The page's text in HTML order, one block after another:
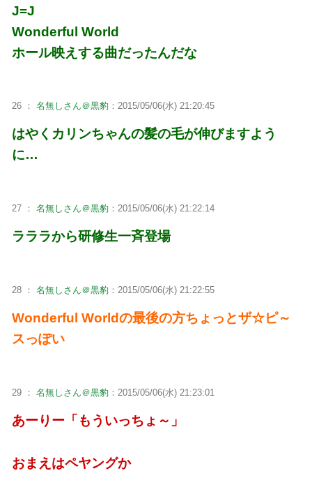
J=J
Wonderful World
ホール映えする曲だったんだな
26 ： 名無しさん＠黒豹 ：2015/05/06(水) 21:20:45
はやくカリンちゃんの髪の毛が伸びますよう
に…
27 ： 名無しさん＠黒豹 ：2015/05/06(水) 21:22:14
ラララから研修生一斉登場
28 ： 名無しさん＠黒豹 ：2015/05/06(水) 21:22:55
Wonderful Worldの最後の方ちょっとザ☆ピ～
スっぽい
29 ： 名無しさん＠黒豹 ：2015/05/06(水) 21:23:01
あーりー「もういっちょ～」
おまえはペヤングか